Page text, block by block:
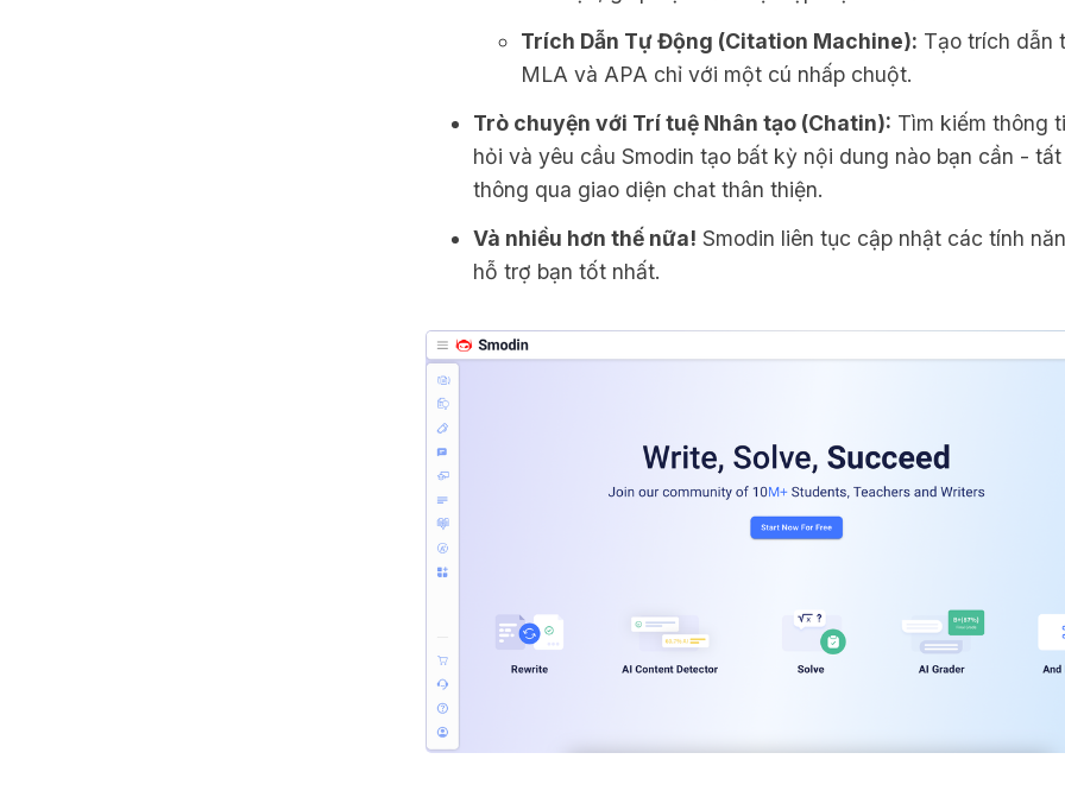
Trích Dẫn Tự Động (Citation Machine): Tạo trích dẫn
MLA và APA chỉ với một cú nhấp chuột.
Trò chuyện với Trí tuệ Nhân tạo (Chatin): Tìm kiếm thông
hỏi và yêu cầu Smodin tạo bất kỳ nội dung nào bạn cần -
thông qua giao diện chat thân thiện.
Và nhiều hơn thế nữa! Smodin liên tục cập nhật các tính
hỗ trợ bạn tốt nhất.